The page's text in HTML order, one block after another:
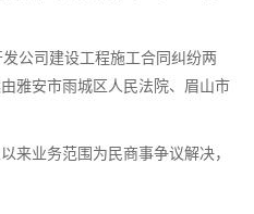
公司建设工程施工合同纠纷两
雅安市雨城区人民法院、眉山市
来业务范围为民商事争议解决，